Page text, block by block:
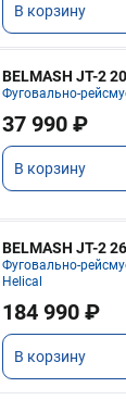
В корзину
BELMASH JT-2
Фуговально-
37 990 ₽
В корзину
BELMASH JT-2
Фуговально-
Helical
184 990 ₽
В корзину